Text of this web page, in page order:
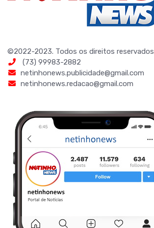
©2022-2023. Todos os direitos reservados
(73) 99983-2882
netinhonews.publicidade@gmail.com
netinhonews.redacao@gmail.com